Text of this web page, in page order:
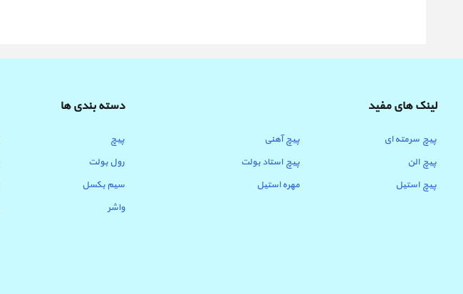
لینک های مفید
پیچ سرمته ای
پیچ آهنی
پیچ الن
پیچ استاد بولت
پیچ استیل
مهره استیل
دسته بندی ها
پیچ
رول بولت
سیم بکسل
واشر